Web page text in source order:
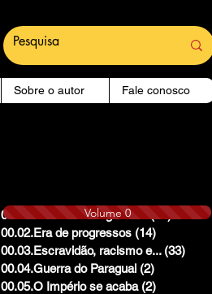
Sobre o autor Fale conosco
00.01.Reinado e Regencias
14 posts
00.02.Era de progressos (14)
00.03.Escravidão, racismo e... (33)
00.04.Guerra do Paraguai (2)
00.05.O Império se acaba (2)
Volume 0